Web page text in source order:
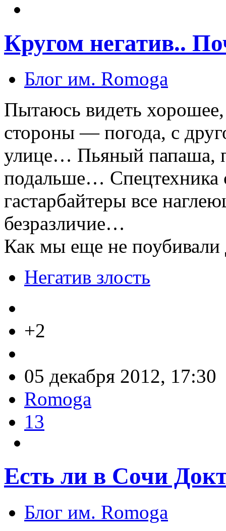
Кругом негатив..
Блог им. Romoga
Пытаюсь видеть
стороны — погода, с
улице… Пьяный папаша,
подальше… Спецтехника
гастарбайтеры все
безразличие…
Как мы еще не поубивали
Негатив злость
+2
05 декабря 2012, 17:30
Romoga
13
Есть ли в Сочи
Блог им. Romoga